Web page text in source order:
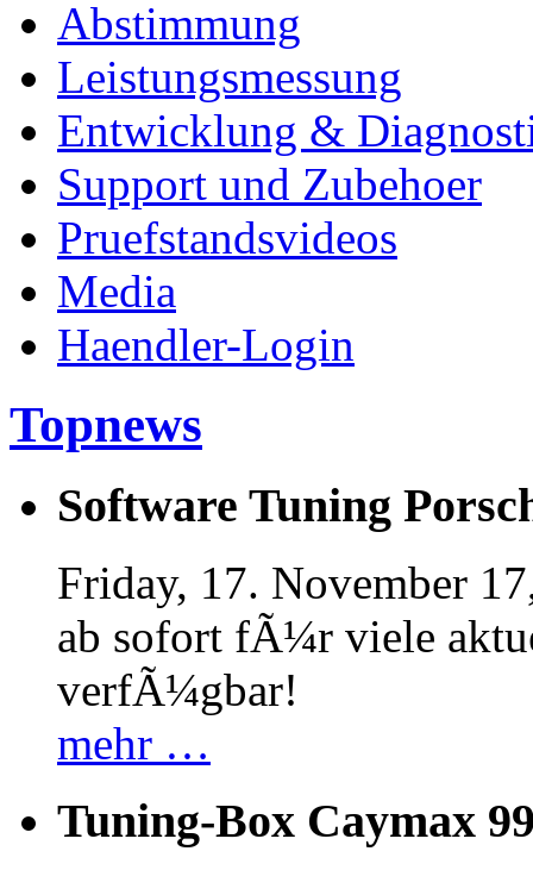
Abstimmung
Leistungsmessung
Entwicklung &
Support und Zubehoer
Pruefstandsvideos
Media
Haendler-Login
Topnews
Software Tuning
Friday, 17. November
ab sofort fÃ¼r viele
verfÃ¼gbar!
mehr …
Tuning-Box Caymax